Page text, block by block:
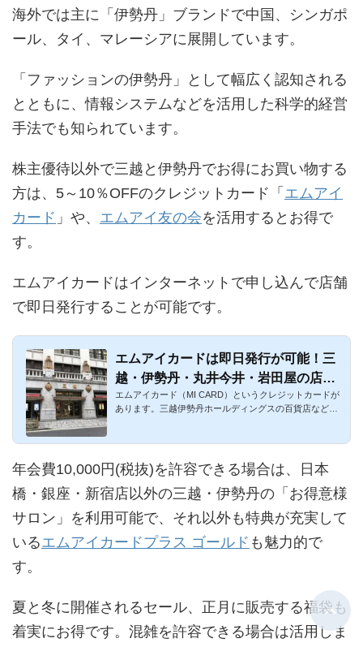
海外では主に「伊勢丹」ブランドで中国、シンガポ
ール、タイ、マレーシアに展開しています。
「ファッションの伊勢丹」として幅広く認知される
とともに、情報システムなどを活用した科学的経営
手法でも知られています。
株主優待以外で三越と伊勢丹でお得にお買い物する
方は、5～10％OFFのクレジットカード「 エムアイ
カード 」や、 エムアイ友の会を活用するとお得で
す。
エムアイカードはインターネットで申し込んで店舗
で即日発行することが可能です。
エムアイカードは即日発行が可能！三
越・伊勢丹・丸井今井・岩田屋の店頭
で受け取れる！
エムアイカード（MI CARD）というクレジットカードが
あります。三越伊勢丹ホールディングスの百貨店などが
年会費10,000円(税抜)を許容できる場合は、日本
橋・銀座・新宿店以外の三越・伊勢丹の「お得意様
サロン」を利用可能で、それ以外も特典が充実して
いるエムアイカードプラス ゴールド も魅力的で
す。
夏と冬に開催されるセール、正月に販売する福袋も
着実にお得です。混雑を許容できる場合は活用しま